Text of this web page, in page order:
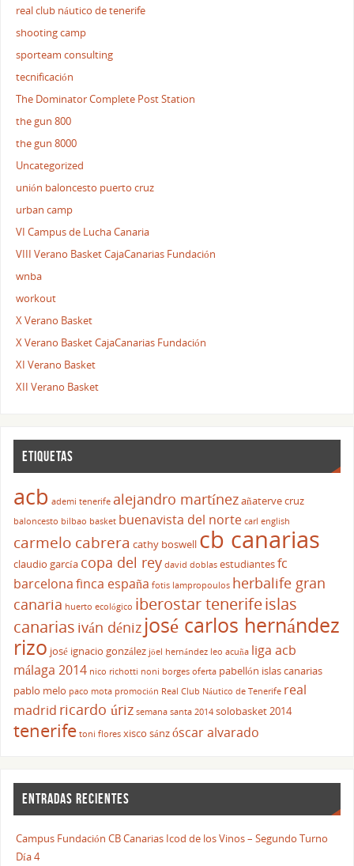
real club náutico de tenerife
shooting camp
sporteam consulting
tecnificación
The Dominator Complete Post Station
the gun 800
the gun 8000
Uncategorized
unión baloncesto puerto cruz
urban camp
VI Campus de Lucha Canaria
VIII Verano Basket CajaCanarias Fundación
wnba
workout
X Verano Basket
X Verano Basket CajaCanarias Fundación
XI Verano Basket
XII Verano Basket
ETIQUETAS
acb ademi tenerife alejandro martínezañaterve cruz
baloncesto bilbao basket buenavista del norte carl english
carmelo cabrera cathy boswell cb canarias
claudio garcía copa del rey david doblas estudiantesfc
barcelonafinca españa fotis lampropoulos herbalife gran
canaria huerto ecológico iberostar tenerifeislas
canarias iván déniz josé carlos hernández
rizo josé ignacio gonzález jöel hernández leo acuña liga acb
málaga 2014 nico richotti noni borges oferta pabellón islas canarias
pablo melo paco mota promoción Real Club Náutico de Tenerife real
madrid ricardo úriz semana santa 2014 solobasket 2014
tenerife toni flores xisco sánzóscar alvarado
ENTRADAS RECIENTES
Campus Fundación CB Canarias Icod de los Vinos – Segundo Turno
Día 4